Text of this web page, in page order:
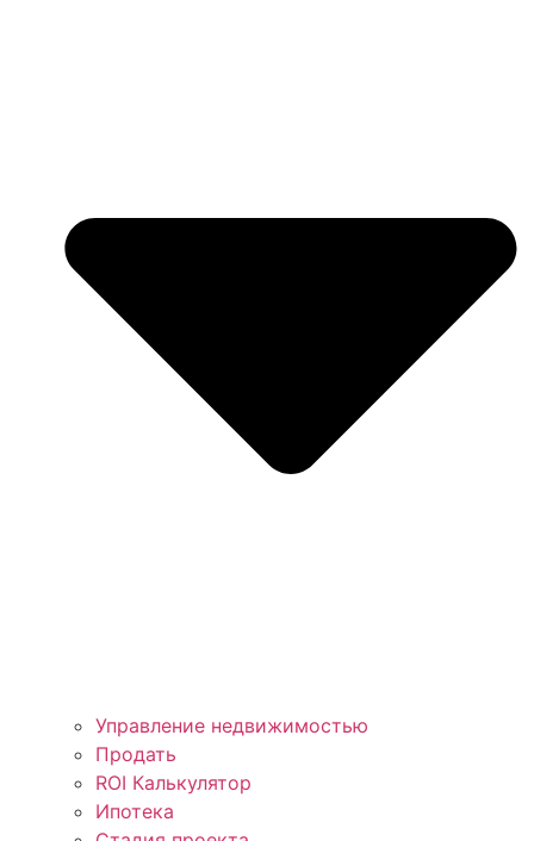
Управление недвижимостью
Продать
ROI Калькулятор
Ипотека